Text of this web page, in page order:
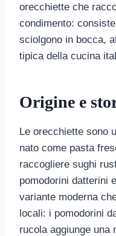
orecchiette che
condimento:
sciolgono in bocca,
tipica della cucina
Origine e
Le orecchiette sono
nato come pasta
raccogliere sughi
pomodorini datterini
variante moderna
locali: i pomodorini
rucola aggiunge una